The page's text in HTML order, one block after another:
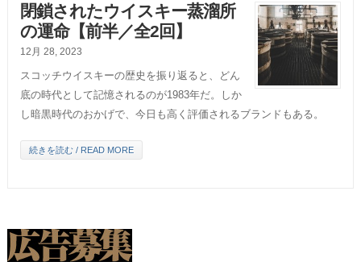
閉鎖されたウイスキー蒸溜所
の運命【前半／全2回】
12月 28, 2023
スコッチウイスキーの歴史を振り返ると、どん
底の時代として記憶されるのが1983年だ。しか
し暗黒時代のおかげで、今日も高く評価されるブランドもある。
続きを読む / READ MORE